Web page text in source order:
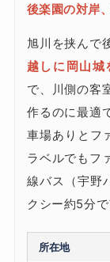
後楽園の対岸
旭川を挟んで
越しに岡山城
で、川側の客
作るのに最適
車場ありとフ
ラベルでもフ
線バス（宇野
クシー約5分
所在地